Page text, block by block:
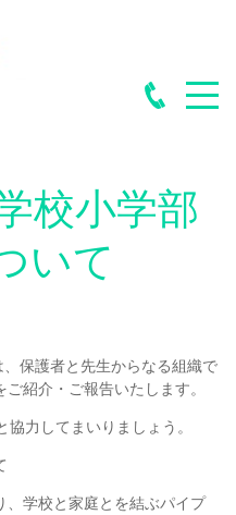
校小学部
いて
、保護者と先生からなる組織で
紹介・ご報告いたします。
協力してまいりましょう。
、学校と家庭とを結ぶパイプ